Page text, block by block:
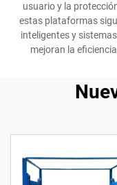
usuario y la
estas plataformas
inteligentes y
mejoran la